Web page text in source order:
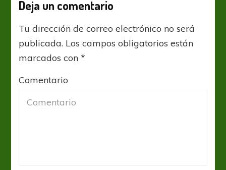
Deja un comentario
Tu dirección de correo electrónico no será
publicada. Los campos obligatorios están
marcados con*
Comentario